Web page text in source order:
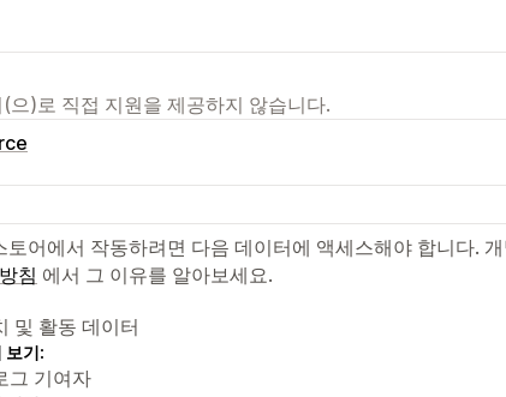
으)로 직접 지원을 제공하지 않습니다.
토어에서 작동하려면 다음 데이터에 액세스해야 합니다.
침 에서 그 이유를 알아보세요.
및 활동 데이터
보기:
그 기여자